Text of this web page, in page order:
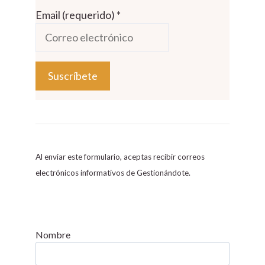
Email (requerido) *
o
s
t
C
Al enviar este formulario, aceptas recibir correos
electrónicos informativos de Gestionándote.
Nombre